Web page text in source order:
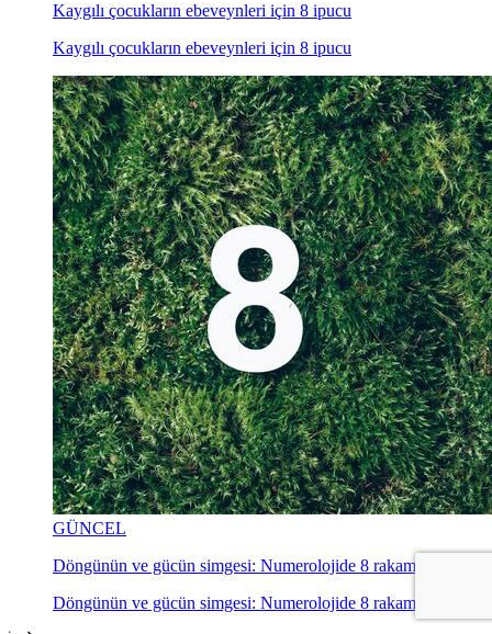
Kaygılı çocukların ebeveynleri için 8 ipucu
Kaygılı çocukların ebeveynleri için 8 ipucu
GÜNCEL
Döngünün ve gücün simgesi: Numerolojide 8 rakamı
Döngünün ve gücün simgesi: Numerolojide 8 rakamı